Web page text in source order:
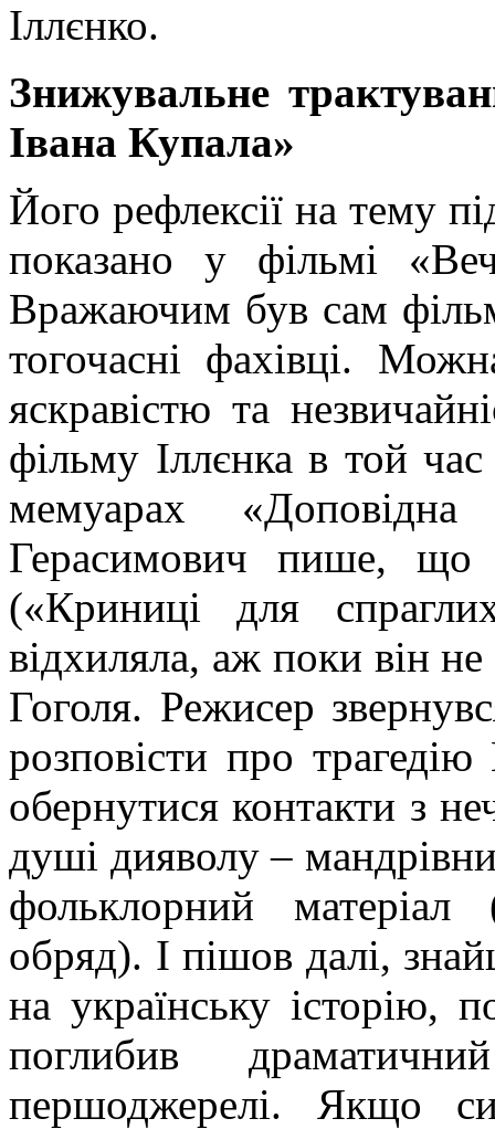
Іллєнко.
Знижувальне
Івана Купала»
Його рефлексії на тему
показано у фільмі
Вражаючим був сам
тогочасні фахівці.
яскравістю та
фільму Іллєнка в той
мемуарах
Герасимович пише, що
(«Криниці для
відхиляла, аж поки він не
Гоголя. Режисер
розповісти про
обернутися контакти з
душі дияволу –
фольклорний матеріал
обряд). І пішов далі,
на українську історію,
поглибив
першоджерелі. Якщо